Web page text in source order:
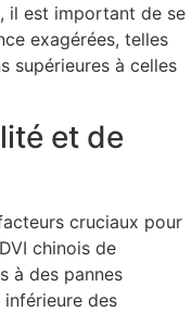
il est important de se
exagérées, telles
supérieures à celles
et de
cruciaux pour
chinois de
à des pannes
des